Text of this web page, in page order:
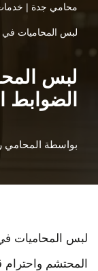
محامي جدة |
لبس المحاميات في
لبس
الضوابط
بواسطة المحامي
لبس المحاميات
المحتشم واحترام